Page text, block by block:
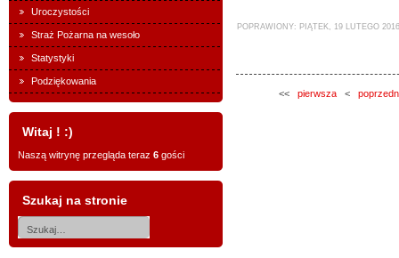
Uroczystości
Straż Pożarna na wesoło
Statystyki
Podziękowania
Witaj ! :)
Naszą witrynę przegląda teraz 6 gości
Szukaj na stronie
POPRAWIONY: PIĄTEK, 19 LUTEGO
<< pierwsza <